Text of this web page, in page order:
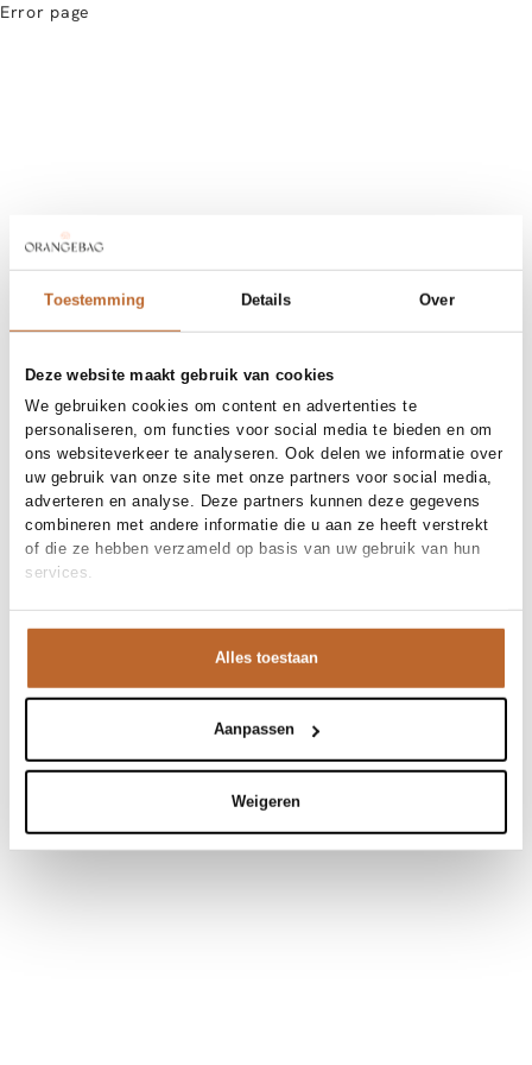
Toestemming Details Over
Deze website maakt gebruik van cookies
We gebruiken cookies om content en advertenties te
personaliseren, om functies voor social media te bieden en om
ons websiteverkeer te analyseren. Ook delen we informatie over
uw gebruik van onze site met onze partners voor social media,
adverteren en analyse. Deze partners kunnen deze gegevens
combineren met andere informatie die u aan ze heeft verstrekt
of die ze hebben verzameld op basis van uw gebruik van hun
services.
Alles toestaan
Aanpassen
Weigeren
Error page